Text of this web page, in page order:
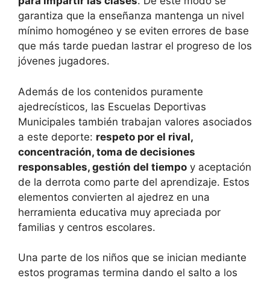
garantiza que la enseñanza mantenga un nivel
mínimo homogéneo y se eviten errores de base
que más tarde puedan lastrar el progreso de los
jóvenes jugadores.
Además de los contenidos puramente
ajedrecísticos, las Escuelas Deportivas
Municipales también trabajan valores asociados
a este deporte: respeto por el rival,
concentración, toma de decisiones
responsables, gestión del tiempo y aceptación
de la derrota como parte del aprendizaje. Estos
elementos convierten al ajedrez en una
herramienta educativa muy apreciada por
familias y centros escolares.
Una parte de los niños que se inician mediante
estos programas termina dando el salto a los